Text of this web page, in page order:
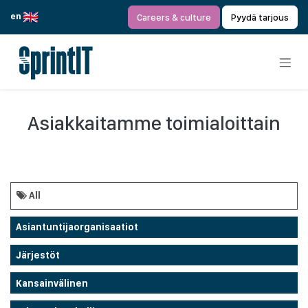
en
Careers & culture Pyydä tarjous
Asiakkaitamme toimialoittain
All
Asiantuntijaorganisaatiot
Järjestöt
Kansainvälinen